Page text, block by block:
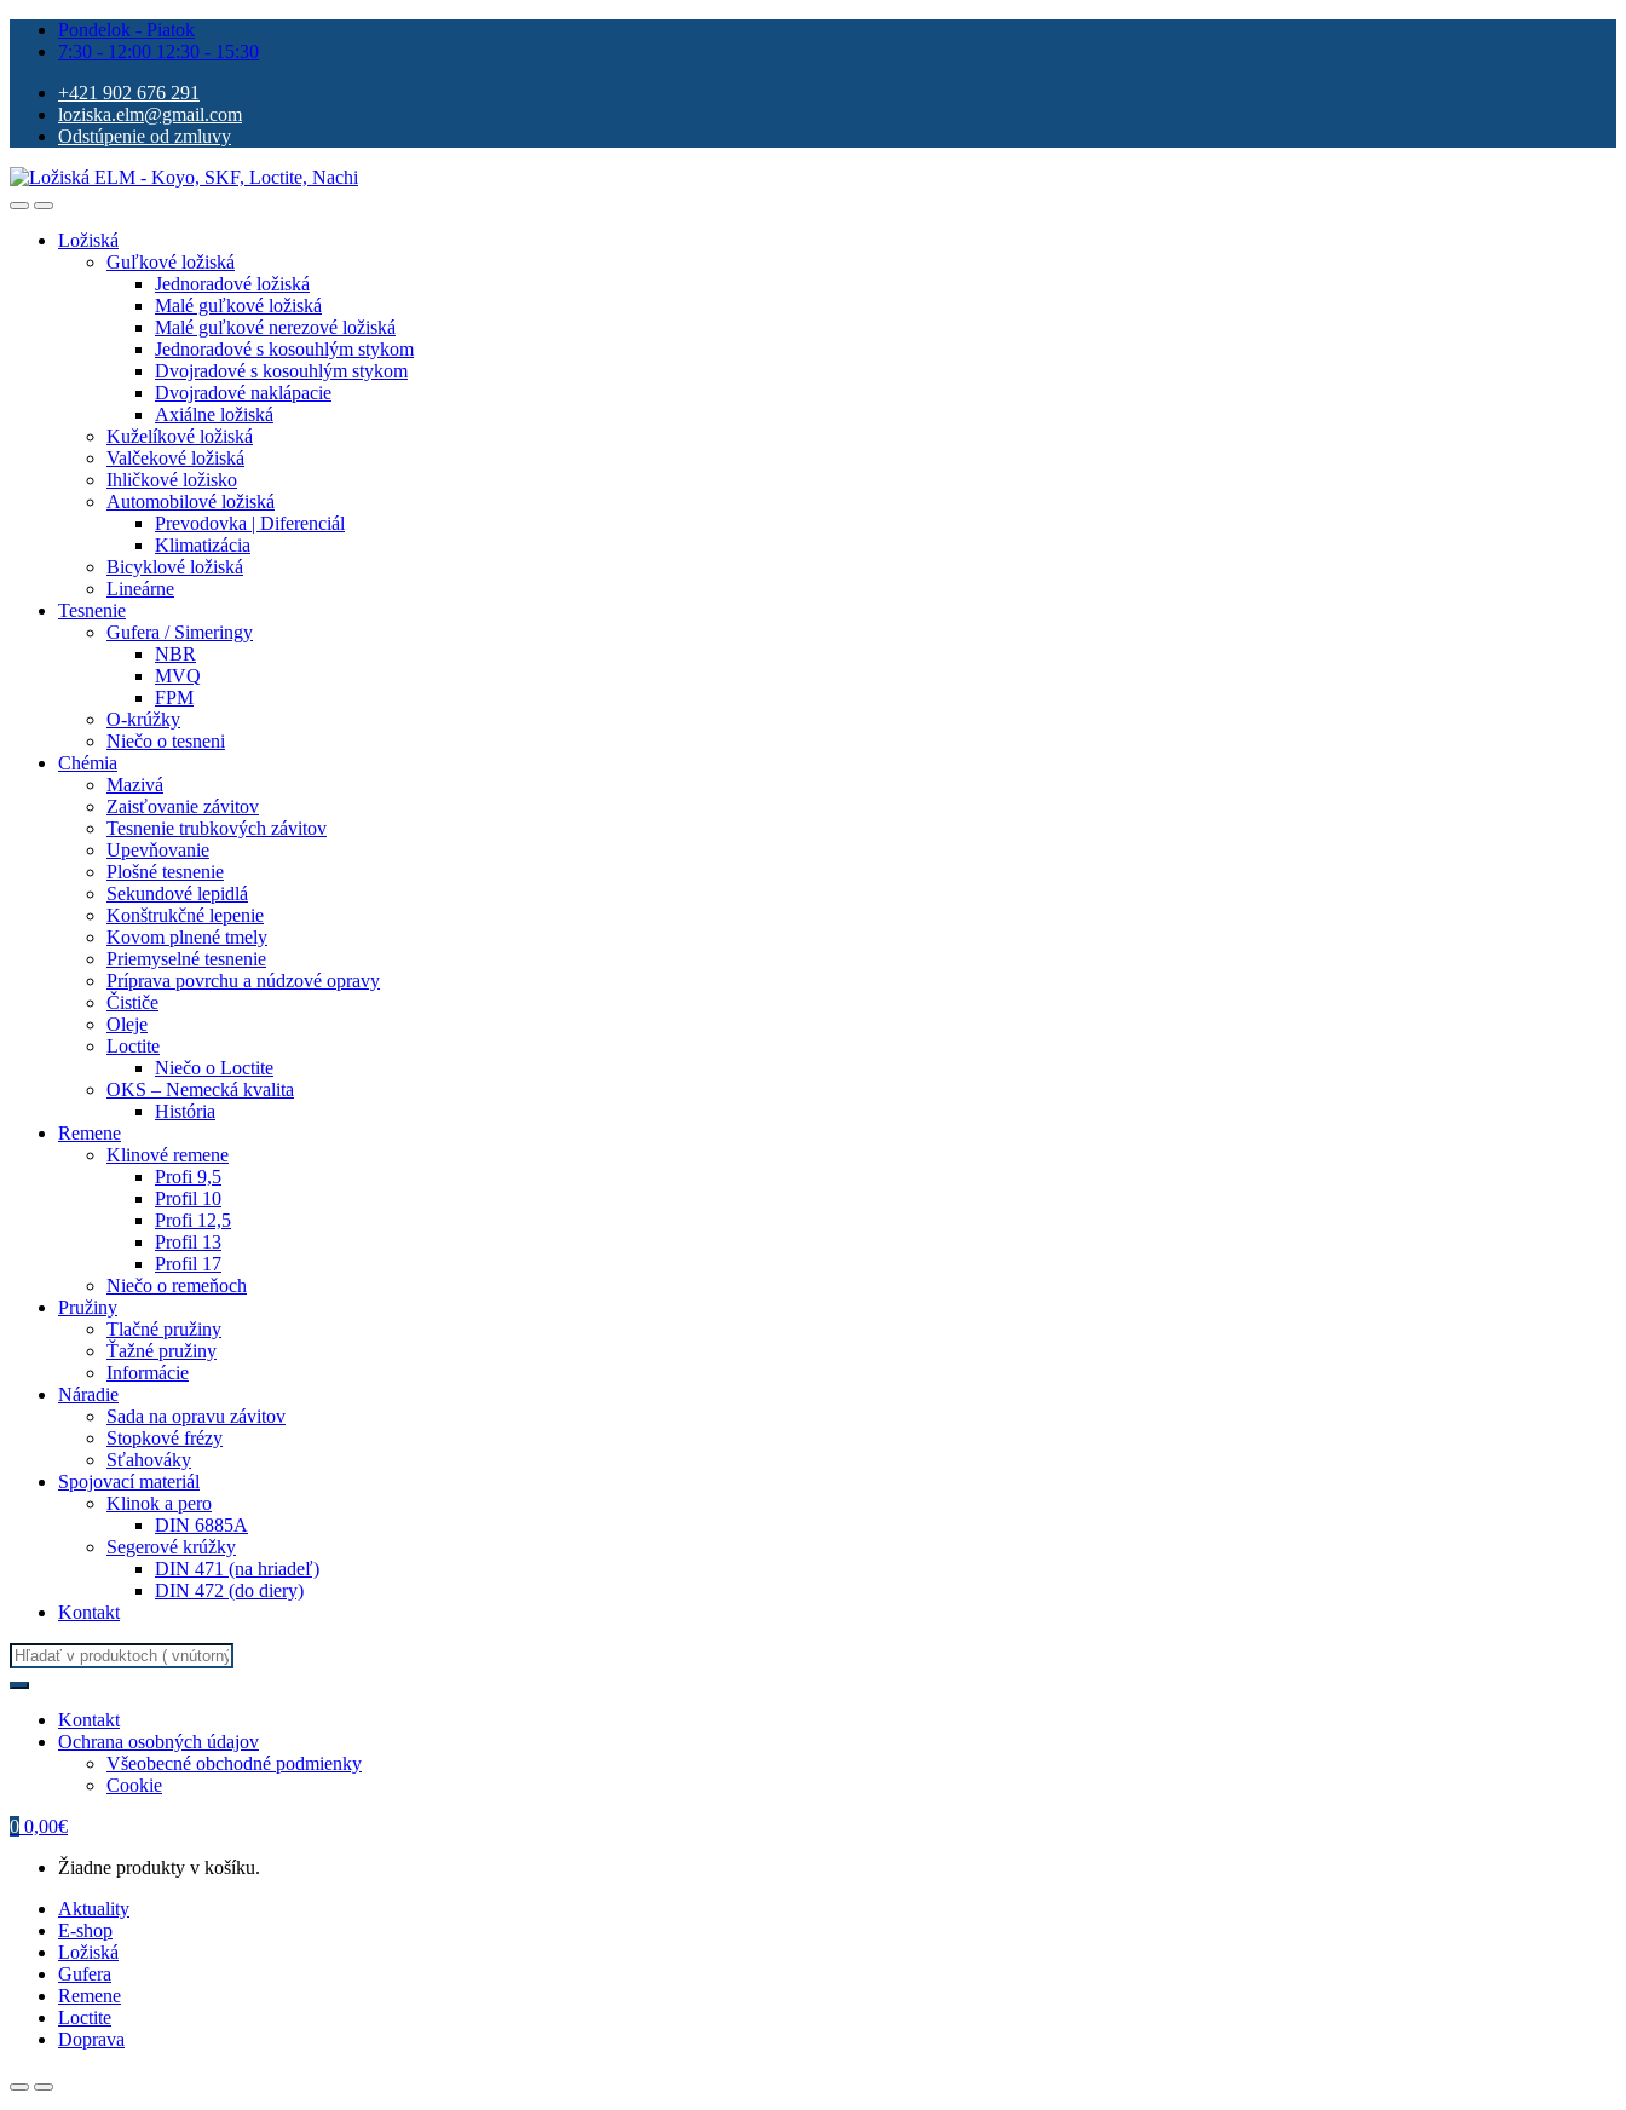
Pondelok - Piatok
7:30 - 12:00 12:30 - 15:30
+421 902 676 291
loziska.elm@gmail.com
Odstúpenie od zmluvy
Ložiská
Guľkové ložiská
Jednoradové ložiská
Malé guľkové ložiská
Malé guľkové nerezové ložiská
Jednoradové s kosouhlým stykom
Dvojradové s kosouhlým stykom
Dvojradové naklápacie
Axiálne ložiská
Kuželíkové ložiská
Valčekové ložiská
Ihličkové ložisko
Automobilové ložiská
Prevodovka | Diferenciál
Klimatizácia
Bicyklové ložiská
Lineárne
Tesnenie
Gufera / Simeringy
NBR
MVQ
FPM
O-krúžky
Niečo o tesneni
Chémia
Mazivá
Zaisťovanie závitov
Tesnenie trubkových závitov
Upevňovanie
Plošné tesnenie
Sekundové lepidlá
Konštrukčné lepenie
Kovom plnené tmely
Priemyselné tesnenie
Príprava povrchu a núdzové opravy
Čističe
Oleje
Loctite
Niečo o Loctite
OKS – Nemecká kvalita
História
Remene
Klinové remene
Profi 9,5
Profil 10
Profi 12,5
Profil 13
Profil 17
Niečo o remeňoch
Pružiny
Tlačné pružiny
Ťažné pružiny
Informácie
Náradie
Sada na opravu závitov
Stopkové frézy
Sťahováky
Spojovací materiál
Klinok a pero
DIN 6885A
Segerové krúžky
DIN 471 (na hriadeľ)
DIN 472 (do diery)
Kontakt
Search
for:
Kontakt
Ochrana osobných údajov
Všeobecné obchodné podmienky
Cookie
0 0,00€
Žiadne produkty v košíku.
Aktuality
E-shop
Ložiská
Gufera
Remene
Loctite
Doprava